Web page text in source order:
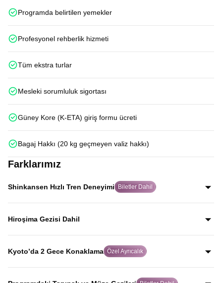
Programda belirtilen yemekler
Profesyonel rehberlik hizmeti
Tüm ekstra turlar
Mesleki sorumluluk sigortası
Güney Kore (K-ETA) giriş formu ücreti
Bagaj Hakkı (20 kg geçmeyen valiz hakkı)
Farklarımız
Shinkansen Hızlı Tren Deneyimi Biletler Dahil
Japonya’nın dünyaca ünlü Shinkansen hızlı trenleriyle
Kyoto–Tokyo ve Osaka–Hiroşima hatlarında iki kez
Hiroşima Gezisi Dahil
Dünya tarihinde atom bombasının atıldığı şehir olan
Hiroşima’da, rehberli geziyle şehrin geçmişini ve
bugününü etkileyici biçimde keşfedersiniz.
Kyoto’da 2 Gece Konaklama Özel Ayrıcalık
Birçok turda hızlıca geçilen Kyoto’da iki gece
konaklayarak, Japon kültürünün kalbi olan bu tarihi şehri